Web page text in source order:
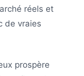
réels et
de vraies
prospère